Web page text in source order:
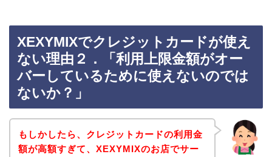
XEXYMIXでクレジットカードが使え
ない理由２．「利用上限金額がオー
バーしているために使えないのでは
ないか？」
もしかしたら、クレジットカードの利用金
額が高額すぎて、XEXYMIXのお店でサー